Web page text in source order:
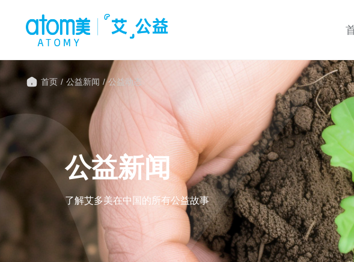
首页 / 公益新闻 / 公益动态
公益新闻
了解艾多美在中国的所有公益故事